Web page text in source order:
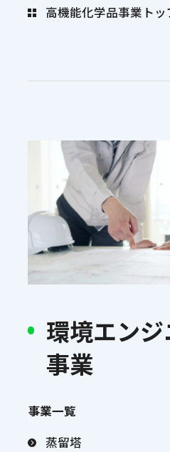
高機能化学品事業トッ
環境エン
事業
事業一覧
蒸留塔